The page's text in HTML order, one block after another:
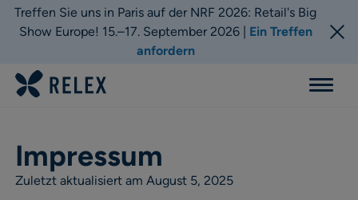
Treffen Sie uns in Paris auf der NRF 2026: Retail's Big
Show Europe! 15.–17. September 2026 | Ein Treffen
anfordern
Menu
Impressum
Zuletzt aktualisiert am August 5, 2025